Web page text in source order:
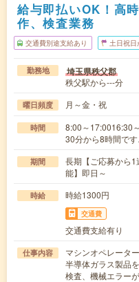
給与即払いOK！高
作、検査業務
交通費別途支給あり 土日祝日
勤務地 埼玉県秩父郡
秩父駅から---分
曜日頻度 月～金・祝
時間
8:00～17:0016:30
30分から8時間で
期間
長期【ご応募から
能】即日～
時給 時給1300円
交通費
交通費支給有り
仕事内容
マシンオペレーター
半導体ガラス製品
検査、機械エラー